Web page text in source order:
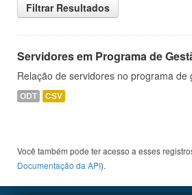
Filtrar Resultados
Servidores em Programa de
Relação de servidores no programa de
ODT CSV
Você também pode ter acesso a esses
Documentação da API).